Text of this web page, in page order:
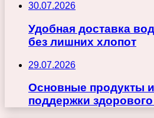
30.07.2026
Удобная доставка
без лишних хлопот
29.07.2026
Основные продукты
поддержки